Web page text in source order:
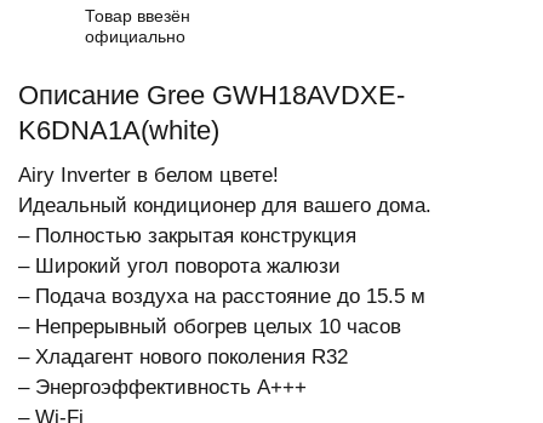
Товар ввезён
официально
Описание Gree GWH18AVDXE-
K6DNA1A(white)
Airy Inverter в белом цвете!
Идеальный кондиционер для вашего дома.
– Полностью закрытая конструкция
– Широкий угол поворота жалюзи
– Подача воздуха на расстояние до 15.5 м
– Непрерывный обогрев целых 10 часов
– Хладагент нового поколения R32
– Энергоэффективность А+++
– Wi-Fi